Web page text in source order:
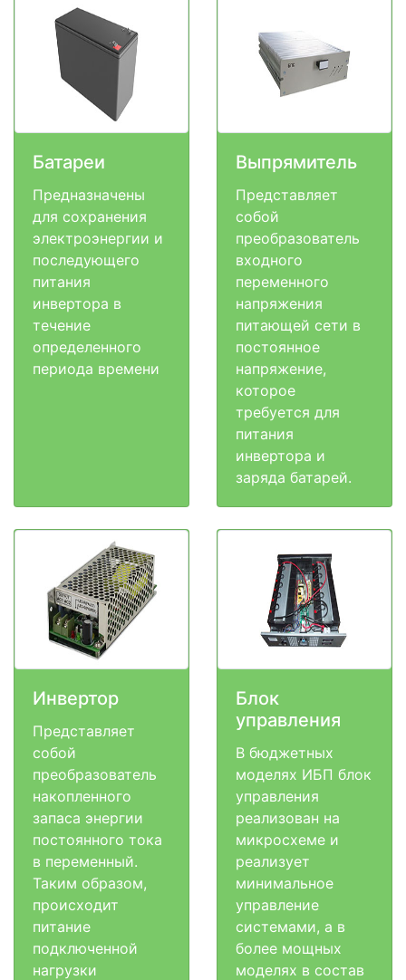
Батареи
Предназначены
для сохранения
электроэнергии и
последующего
питания
инвертора в
течение
определенного
периода времени
Выпрямитель
Представляет
собой
преобразователь
входного
переменного
напряжения
питающей сети в
постоянное
напряжение,
которое
требуется для
питания
инвертора и
заряда батарей.
Инвертор
Представляет
собой
преобразователь
накопленного
запаса энергии
постоянного тока
в переменный.
Таким образом,
происходит
питание
подключенной
нагрузки
Блок
управления
В бюджетных
моделях ИБП блок
управления
реализован на
микросхеме и
реализует
минимальное
управление
системами, а в
более мощных
моделях в состав